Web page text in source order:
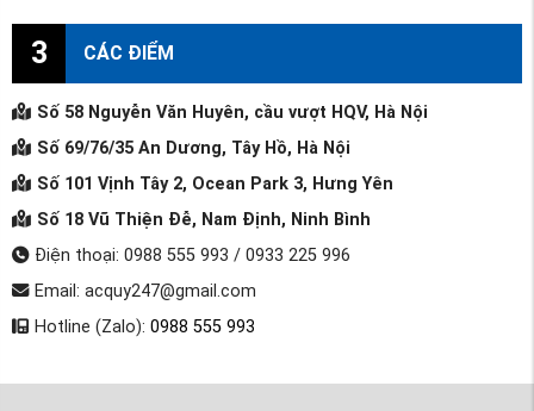
3 CÁC ĐIỂM
Số 58 Nguyễn Văn Huyên, cầu vượt HQV, Hà Nội
Số 69/76/35 An Dương, Tây Hồ, Hà Nội
Số 101 Vịnh Tây 2, Ocean Park 3, Hưng Yên
Số 18 Vũ Thiện Đễ, Nam Định, Ninh Bình
Điện thoại: 0988 555 993 / 0933 225 996
Email: acquy247@gmail.com
Hotline (Zalo): 0988 555 993